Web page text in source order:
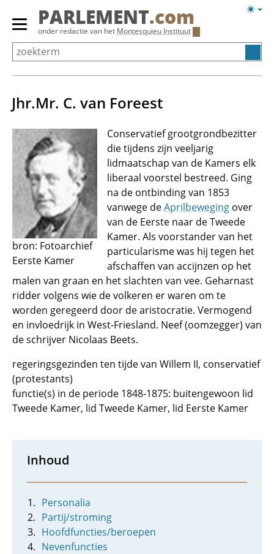
Overslaan
Primair
menu
tonen/verbergen
PARLEMENT.com
onder redactie van het Montesquieu Instituut
Jhr.Mr. C. van Foreest
bron: Fotoarchief
Eerste Kamer
Conservatief grootgrondbezitter
die tijdens zijn veeljarig
lidmaatschap van de Kamers elk
liberaal voorstel bestreed. Ging
na de ontbinding van 1853
vanwege deAprilbeweging over
van de Eerste naar de Tweede
Kamer. Als voorstander van het
particularisme was hij tegen het
afschaffen van accijnzen op het
malen van graan en het slachten van vee. Geharnast
ridder volgens wie de volkeren er waren om te
worden geregeerd door de aristocratie. Vermogend
en invloedrijk in West-Friesland. Neef (oomzegger) van
de schrijver Nicolaas Beets.
regeringsgezinden ten tijde van Willem II, conservatief
(protestants)
functie(s) in de periode 1848-1875: buitengewoon lid
Tweede Kamer, lid Tweede Kamer, lid Eerste Kamer
Inhoud
Personalia
Partij/stroming
Hoofdfuncties/beroepen
Nevenfuncties